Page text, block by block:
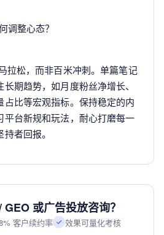
调整心态？
拉松，而非百米冲刺。单篇笔记
期趋势，如月度粉丝净增长、
比等宏观指标。保持稳定的内
平台新规和玩法，耐心打磨每一
者回报。
或广告投放咨询？
客户续约率 效果可量化考核